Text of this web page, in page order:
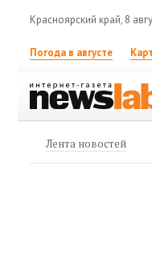
Красноярский край, 8
Погода в августе
Лента новостей